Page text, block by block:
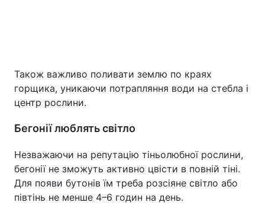
Також важливо поливати землю по краях
горщика, уникаючи потрапляння води на стебла і
центр рослини.
Бегонії люблять світло
Незважаючи на репутацію тіньолюбної рослини,
бегонії не зможуть активно цвісти в повній тіні.
Для появи бутонів їм треба розсіяне світло або
півтінь не менше 4–6 годин на день.